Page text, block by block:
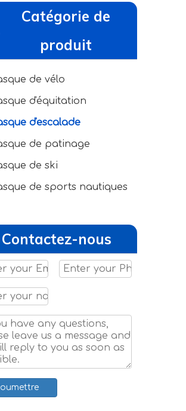
Catégorie de
produit
de vélo
d'équitation
d'escalade
de patinage
de ski
de sports nautiques
Contactez-nous